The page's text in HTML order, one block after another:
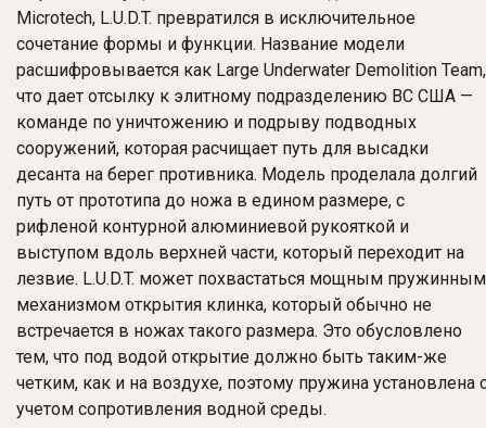
Microtech, L.U.D.T. превратился в исключительное
сочетание формы и функции. Название модели
расшифровывается как Large Underwater Demolition Team,
что дает отсылку к элитному подразделению ВС США —
команде по уничтожению и подрыву подводных
сооружений, которая расчищает путь для высадки
десанта на берег противника. Модель проделала долгий
путь от прототипа до ножа в едином размере, с
рифленой контурной алюминиевой рукояткой и
выступом вдоль верхней части, который переходит на
лезвие. L.U.D.T. может похвастаться мощным пружинным
механизмом открытия клинка, который обычно не
встречается в ножах такого размера. Это обусловлено
тем, что под водой открытие должно быть таким-же
четким, как и на воздухе, поэтому пружина установлена
учетом сопротивления водной среды.